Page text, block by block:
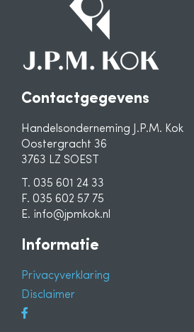
Contactgegevens
Handelsonderneming J.P.M. Kok
Oostergracht 36
3763 LZ SOEST
T. 035 601 24 33
F. 035 602 57 75
E. info@jpmkok.nl
Informatie
Privacyverklaring
Disclaimer